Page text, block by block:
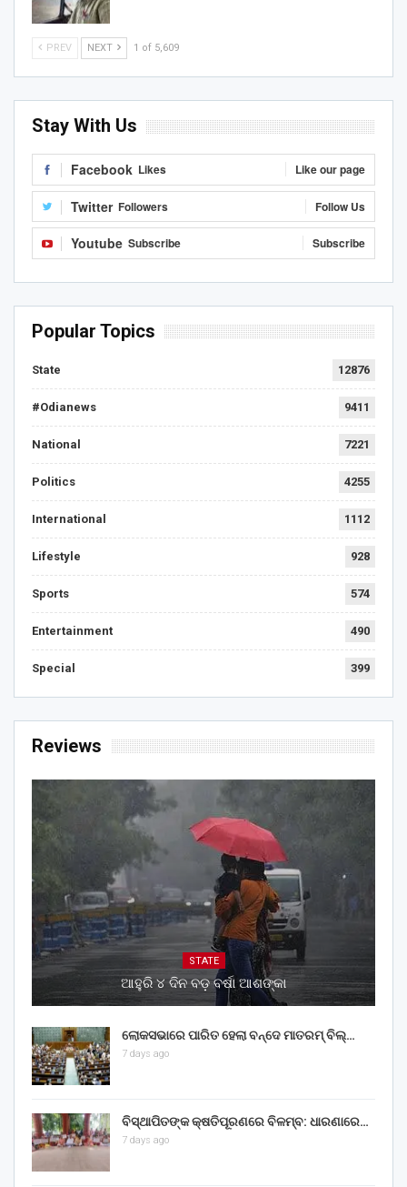
PREV NEXT 1 of 5,609
Stay With Us
Facebook Likes Like our page
Twitter Followers Follow Us
Youtube Subscribe Subscribe
Popular Topics
State 12876
#Odianews 9411
National 7221
Politics 4255
International 1112
Lifestyle 928
Sports 574
Entertainment 490
Special 399
Reviews
STATE
ଆହୁରି ୪ ଦିନ ବଡ଼ ବର୍ଷା ଆଶଙ୍କା
ଲୋକସଭାରେ ପାରିତ ହେଲା ବନ୍ଦେ ମାତରମ୍‌ ବିଲ୍‌…
7 days ago
ବିସ୍ଥାପିତଙ୍କ କ୍ଷତିପୂରଣରେ ବିଳମ୍ବ: ଧାରଣାରେ…
7 days ago